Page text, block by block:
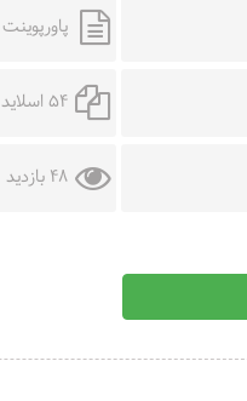
پاورپوینت
54 اسلاید
48 بازدید